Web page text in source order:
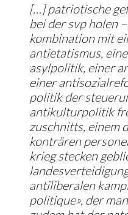
[…] patriotische
bei der svp holen
kombination mit
antietatismus,
asylpolitik, einer
einer
politik der
antikulturpolitik
zuschnitts, einem
konträren
krieg stecken
antiliberalen
politique», der